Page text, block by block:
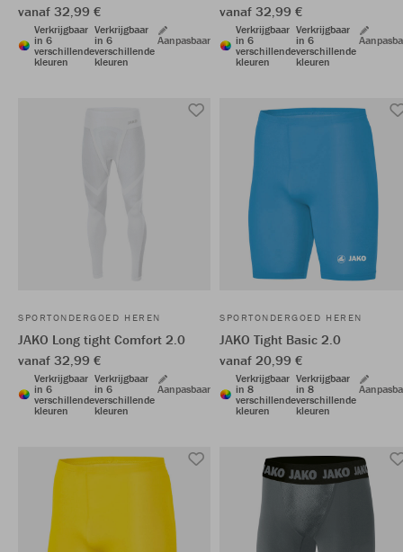
vanaf 32,99 €
Verkrijgbaar
in 6
verschillende
kleuren
Verkrijgbaar
in 6
verschillende
kleuren
Aanpasbaar
vanaf 32,99 €
Verkrijgbaar
in 6
verschillende
kleuren
Verkrijgbaar
in 6
verschillende
kleuren
SPORTONDERGOED HEREN
JAKO Long tight Comfort 2.0
vanaf 32,99 €
Verkrijgbaar
in 6
verschillende
kleuren
Verkrijgbaar
in 6
verschillende
kleuren
Aanpasbaar
SPORTONDERGOED HEREN
JAKO Tight Basic 2.0
vanaf 20,99 €
Verkrijgbaar
in 8
verschillende
kleuren
Verkrijgbaar
in 8
verschillende
kleuren